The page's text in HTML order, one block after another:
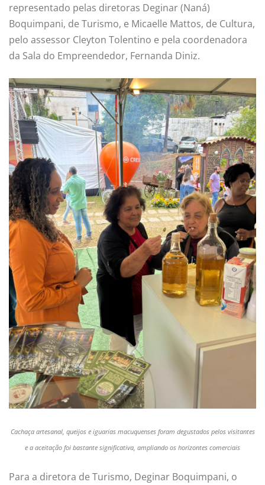
representado pelas diretoras Deginar (Naná)
Boquimpani, de Turismo, e Micaelle Mattos, de Cultura,
pelo assessor Cleyton Tolentino e pela coordenadora
da Sala do Empreendedor, Fernanda Diniz.
Cachaça artesanal, queijos e iguarias macuquenses foram degustados pelos visitantes
e a aceitação foi bastante significativa, ampliando os horizontes comerciais
Para a diretora de Turismo, Deginar Boquimpani, o